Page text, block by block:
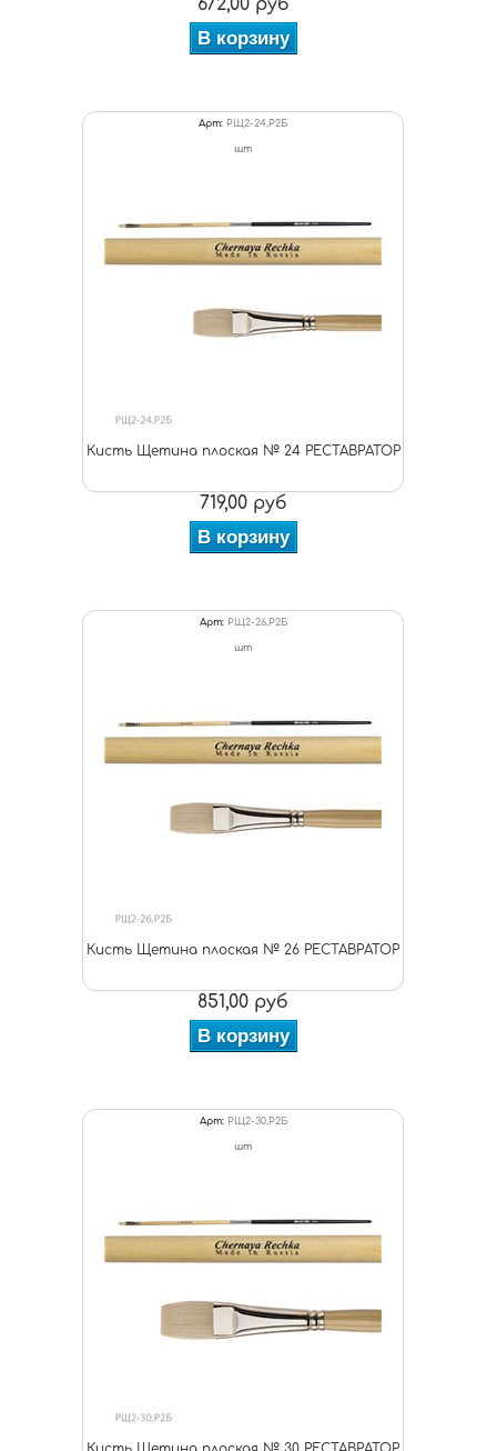
672,00 руб
В корзину
Арт: РЩ2-24,Р2Б
шт
Кисть Щетина плоская № 24 РЕСТАВРАТОР
719,00 руб
В корзину
Арт: РЩ2-26,Р2Б
шт
Кисть Щетина плоская № 26 РЕСТАВРАТОР
851,00 руб
В корзину
Арт: РЩ2-30,Р2Б
шт